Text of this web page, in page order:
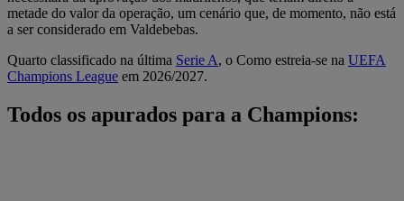
metade do valor da operação, um cenário que, de momento, não está
a ser considerado em Valdebebas.
Quarto classificado na última Serie A, o Como estreia-se na UEFA
Champions League em 2026/2027.
Todos os apurados para a Champions: